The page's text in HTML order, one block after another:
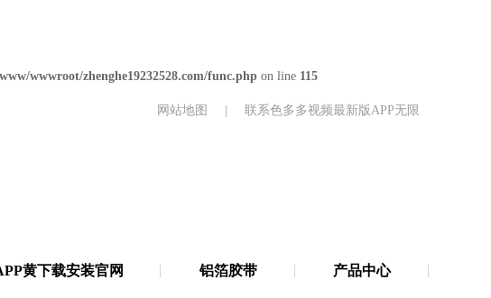
wwwroot/zhenghe19232528.com/func.php on line 115
网站地图 联系色多多视频最新版APP无限
黄下载安装官网 铝箔胶带 产品中心